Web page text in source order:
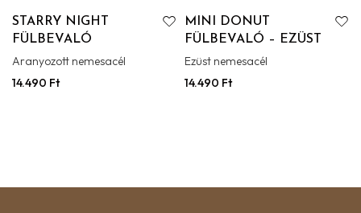
STARRY NIGHT
FÜLBEVALÓ
Aranyozott nemesacél
14.490 Ft
MINI DONUT
FÜLBEVALÓ – EZÜST
Ezüst nemesacél
14.490 Ft